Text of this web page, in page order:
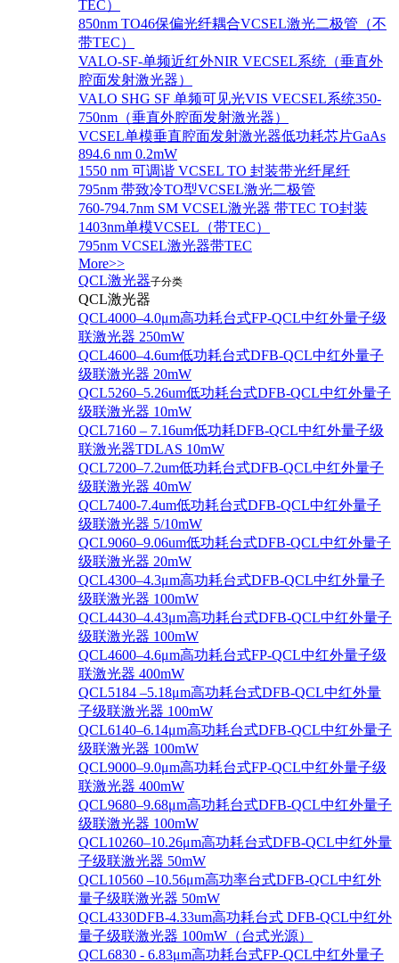
TEC）
850nm TO46保偏光纤耦合VCSEL激光二极管（不
带TEC）
VALO-SF-单频近红外NIR VECSEL系统（垂直外
腔面发射激光器）
VALO SHG SF 单频可见光VIS VECSEL系统350-
750nm（垂直外腔面发射激光器）
VCSEL单模垂直腔面发射激光器低功耗芯片GaAs
894.6 nm 0.2mW
1550 nm 可调谐 VCSEL TO 封装带光纤尾纤
795nm 带致冷TO型VCSEL激光二极管
760-794.7nm SM VCSEL激光器 带TEC TO封装
1403nm单模VCSEL（带TEC）
795nm VCSEL激光器带TEC
More>>
QCL激光器子分类
QCL激光器
QCL4000–4.0μm高功耗台式FP-QCL中红外量子级
联激光器 250mW
QCL4600–4.6um低功耗台式DFB-QCL中红外量子
级联激光器 20mW
QCL5260–5.26um低功耗台式DFB-QCL中红外量子
级联激光器 10mW
QCL7160 – 7.16um低功耗DFB-QCL中红外量子级
联激光器TDLAS 10mW
QCL7200–7.2um低功耗台式DFB-QCL中红外量子
级联激光器 40mW
QCL7400-7.4um低功耗台式DFB-QCL中红外量子
级联激光器 5/10mW
QCL9060–9.06um低功耗台式DFB-QCL中红外量子
级联激光器 20mW
QCL4300–4.3μm高功耗台式DFB-QCL中红外量子
级联激光器 100mW
QCL4430–4.43μm高功耗台式DFB-QCL中红外量子
级联激光器 100mW
QCL4600–4.6μm高功耗台式FP-QCL中红外量子级
联激光器 400mW
QCL5184 –5.18μm高功耗台式DFB-QCL中红外量
子级联激光器 100mW
QCL6140–6.14μm高功耗台式DFB-QCL中红外量子
级联激光器 100mW
QCL9000–9.0μm高功耗台式FP-QCL中红外量子级
联激光器 400mW
QCL9680–9.68μm高功耗台式DFB-QCL中红外量子
级联激光器 100mW
QCL10260–10.26μm高功耗台式DFB-QCL中红外量
子级联激光器 50mW
QCL10560 –10.56μm高功率台式DFB-QCL中红外
量子级联激光器 50mW
QCL4330DFB-4.33um高功耗台式 DFB-QCL中红外
量子级联激光器 100mW（台式光源）
QCL6830 - 6.83μm高功耗台式FP-QCL中红外量子